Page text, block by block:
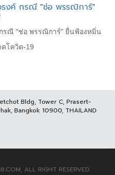
งค์ กรณี "ช่อ พรรณิการ์"
รณี "ช่อ พรรณิการ์" ยื่นฟ้องหมิ่น
คโควิด-19
Bldg, Tower C, Prasert-
Bangkok 10900, THAILAND
ALL RIGHT RESERVED.